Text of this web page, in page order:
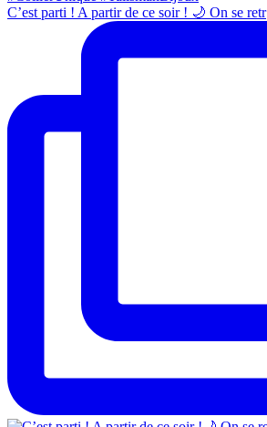
C’est parti ! A partir de ce soir ! 🌙 On se retr